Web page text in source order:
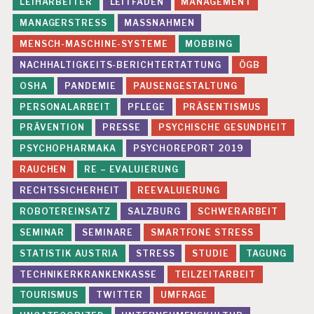
B
E
I
T
P
R
Ä
V
E
N
T
I
O
N
P
S
Y
C
H
I
S
MANAGERSTRESS
MASSNAHMEN
MENSCH-MASCHINE-SYSTEME
MOBBING
NACHHALTIGKEITS-BERICHTERTATTUNG
ÖGB
OSHA
PANDEMIE
PAUSENGESTALTUNG
PERSONALARBEIT
PFLEGE
PRÄSENTISMUS
PRÄVENTION
PRESSE
PSYCHISCHE GESUNDHEIT
PSYCHOPHARMAKA
PSYCHOREPORT 2019
RAUCHEN
RE – EVALUIERUNG
RECHTSSICHERHEIT
REEVALUIERUNG
ROBOTEREINSATZ
SALZBURG
SCHWERARBEIT
SEMINAR
SEMINARE
SMARTFONE STRESS
STATISTIK AUSTRIA
STRESS STUDIE
TAGUNG
TECHNIKERKRANKENKASSE
TEILZEITARBEIT
TOURISMUS
TWITTER
UMFRAGE